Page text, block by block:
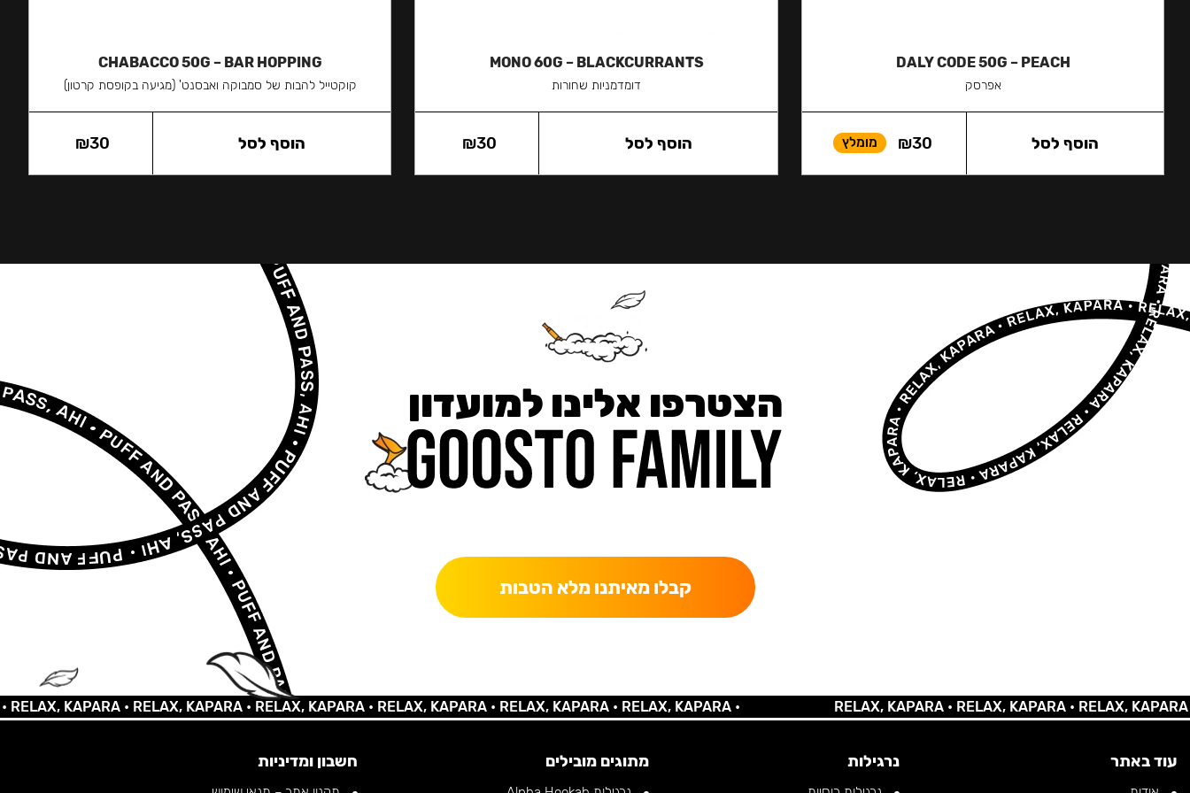
DALY CODE 50G – PEACH
אפרסק
₪30 מומלץ הוסף לסל
MONO 60G – BLACKCURRANTS
דומדמניות שחורות
₪30 הוסף לסל
CHABACCO 50G – BAR HOPPING
קוקטייל להבות של סמבוקה ואבסנט' (מגיעה בקופסת קרטון)
₪30 הוסף לסל
הצטרפו אלינו למועדון
קבלו מאיתנו מלא הטבות
KAPARA •RELAX, KAPARA •RELAX, KAPARA •RELAX, KAPARA •RELAX, KAPARA •RELAX, KAPARA • RELAX, KAPARA •RELAX, KAPARA •RELAX, KAPARA •
עוד באתר נרגילות מתוגים מובילים חשבון ומדיניות